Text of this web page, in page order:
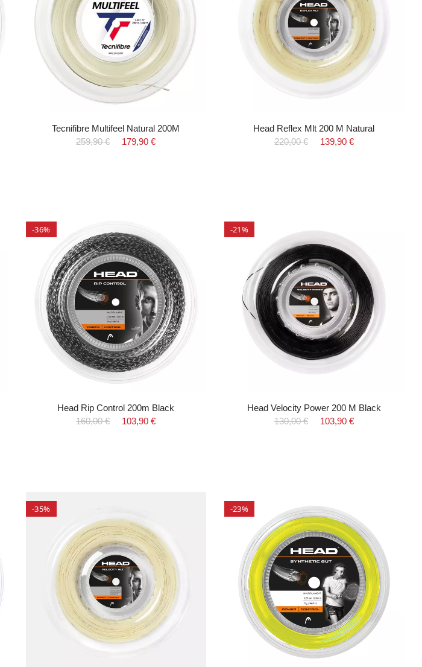
Tecnifibre Multifeel Natural 200M
259,90 €
179,90 €
Head Reflex Mlt 200 M Natural
220,00 €
139,90 €
-36%
Head Rip Control 200m Black
160,00 €
103,90 €
-21%
Head Velocity Power 200 M Black
130,00 €
103,90 €
-35% -23%